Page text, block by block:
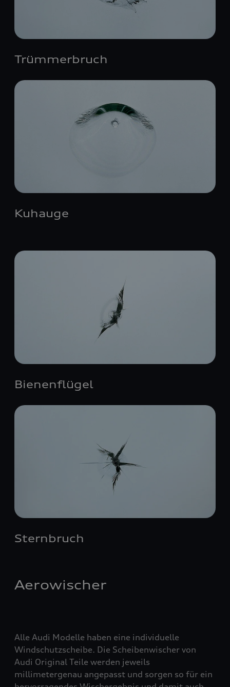
Trümmerbruch
Kuhauge
Bienenflügel
Sternbruch
Aerowischer
Alle Audi Modelle haben eine individuelle
Windschutzscheibe. Die Scheibenwischer von
Audi Original Teile werden jeweils
millimetergenau angepasst und sorgen so für ein